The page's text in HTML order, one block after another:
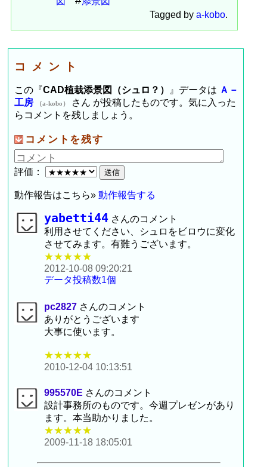
Tagged by a-kobo.
コメント
この『CAD植栽添景図（シュロ？） 』データは Ａ－
工房
（a-kobo）
さん が投稿したものです。気に入った
らコメントを残しましょう。
コメントを残す
評価：
動作報告はこちら»動作報告する
yabetti44 さんのコメント
利用させてください、シュロをビロウに変化
させてみます。有難うございます。
★★★★★
2012-10-08 09:20:21
データ投稿数1個
pc2827 さんのコメント
ありがとうございます
大事に使います。
★★★★★
2010-12-04 10:13:51
995570E さんのコメント
設計事務所のものです。今週プレゼンがあり
ます。本当助かりました。
★★★★★
2009-11-18 18:05:01